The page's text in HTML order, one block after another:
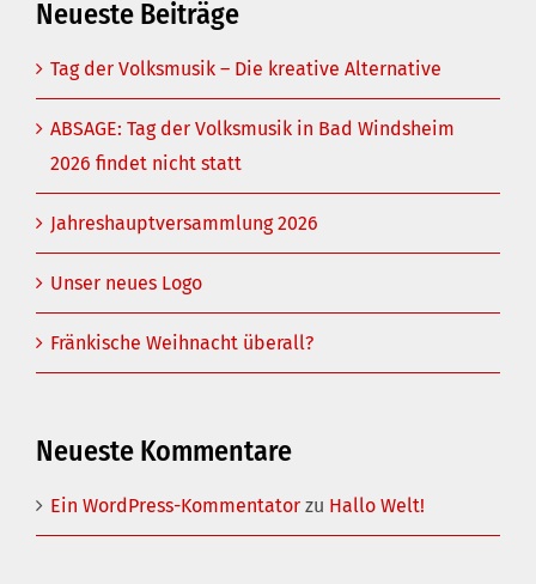
Neueste Beiträge
Tag der Volksmusik – Die kreative Alternative
ABSAGE: Tag der Volksmusik in Bad Windsheim
2026 findet nicht statt
Jahreshauptversammlung 2026
Unser neues Logo
Fränkische Weihnacht überall?
Neueste Kommentare
Ein WordPress-Kommentator zu Hallo Welt!